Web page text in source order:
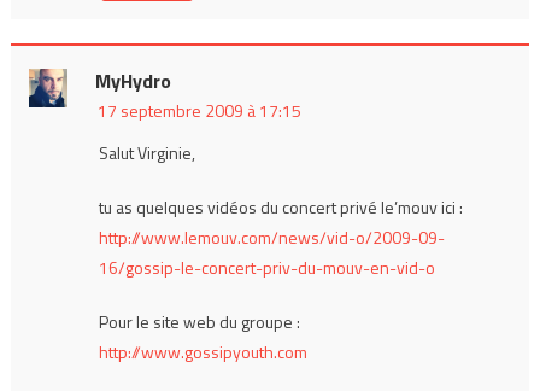
MyHydro
17 septembre 2009 à 17:15
Salut Virginie,
tu as quelques vidéos du concert privé le’mouv ici :
http://www.lemouv.com/news/vid-o/2009-09-
16/gossip-le-concert-priv-du-mouv-en-vid-o
Pour le site web du groupe :
http://www.gossipyouth.com